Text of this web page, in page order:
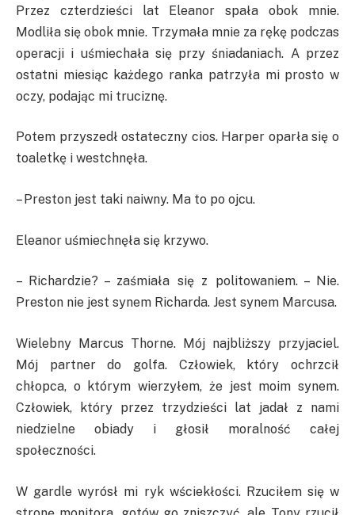
Przez czterdzieści lat Eleanor spała obok mnie.
Modliła się obok mnie. Trzymała mnie za rękę podczas
operacji i uśmiechała się przy śniadaniach. A przez
ostatni miesiąc każdego ranka patrzyła mi prosto w
oczy, podając mi truciznę.
Potem przyszedł ostateczny cios. Harper oparła się o
toaletkę i westchnęła.
– Preston jest taki naiwny. Ma to po ojcu.
Eleanor uśmiechnęła się krzywo.
– Richardzie? – zaśmiała się z politowaniem. – Nie.
Preston nie jest synem Richarda. Jest synem Marcusa.
Wielebny Marcus Thorne. Mój najbliższy przyjaciel.
Mój partner do golfa. Człowiek, który ochrzcił
chłopca, o którym wierzyłem, że jest moim synem.
Człowiek, który przez trzydzieści lat jadał z nami
niedzielne obiady i głosił moralność całej
społeczności.
W gardle wyrósł mi ryk wściekłości. Rzuciłem się w